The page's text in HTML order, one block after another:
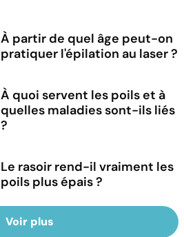
À partir de quel âge peut-on
pratiquer l'épilation au laser ?
À quoi servent les poils et à
quelles maladies sont-ils liés
?
Le rasoir rend-il vraiment les
poils plus épais ?
Voir plus